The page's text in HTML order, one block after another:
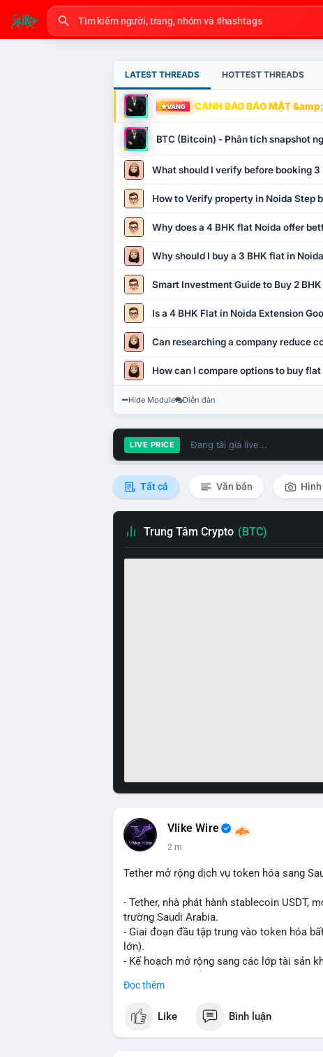
LATEST THREADS HOTTEST THREADS
VÀNG CẢNH BÁO BẢO MẬT
BTC (Bitcoin) - Phân tích snapshot
What should I verify before booking 3
How to Verify property in Noida Step
Why does a 4 BHK flat Noida offer
Why should I buy a 3 BHK flat in
Smart Investment Guide to Buy 2
Is a 4 BHK Flat in Noida Extension
Can researching a company reduce
How can I compare options to buy
Hide Module Diễn đàn
LIVE PRICE Đang tải giá live...
Tất cả Văn bản
Trung Tâm Crypto (BTC)
Vlike Wire
2 m
Tether mở rộng dịch vụ token hóa sang
- Tether, nhà phát hành stablecoin USDT,
trường Saudi Arabia.
- Giai đoạn đầu tập trung vào token hóa
lớn).
- Kế hoạch mở rộng sang các lớp tài sản
blockchain.
#binancesquare #cryptonews #usdt
#blockchain
Đọc thêm
Like Bình luận